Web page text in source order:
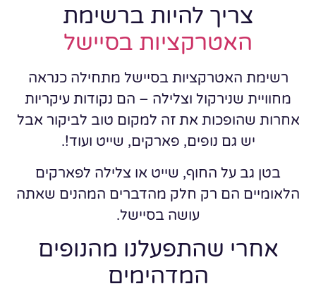
צריך להיות ברשימת
האטרקציות בסיישל
רשימת האטרקציות בסיישל מתחילה כנראה
מחוויית שנירקול וצלילה – הם נקודות עיקריות
אחרות שהופכות את זה למקום טוב לביקור אבל
יש גם נופים, פארקים, שייט ועוד!.
בטן גב על החוף, שייט או צלילה לפארקים
הלאומיים הם רק חלק מהדברים המהנים שאתה
עושה בסיישל.
אחרי שהתפעלנו מהנופים
המדהימים